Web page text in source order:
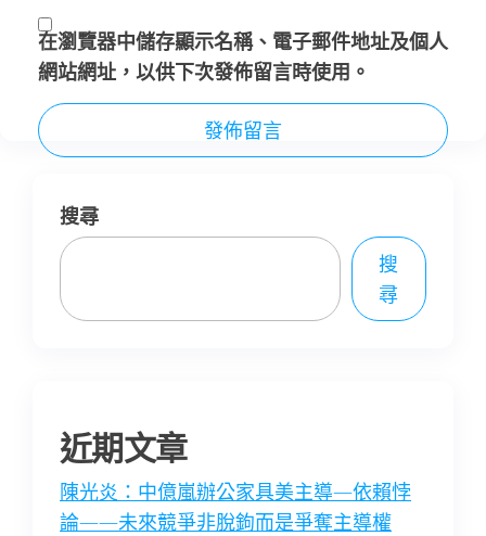
在瀏覽器中儲存顯示名稱、電子郵件地址及個人
網站網址，以供下次發佈留言時使用。
搜尋
搜
尋
近期文章
陳光炎：中億嵐辦公家具美主導—依賴悖
論——未來競爭非脫鉤而是爭奪主導權